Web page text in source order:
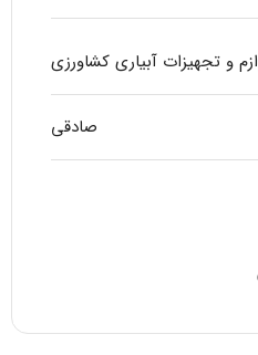
و تجهیزات آبیاری کشاورزی
صادقی